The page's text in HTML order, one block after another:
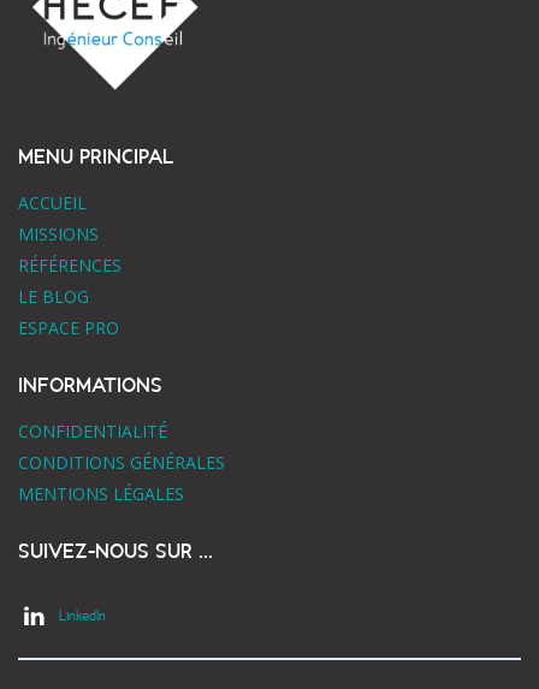
MENU PRINCIPAL
ACCUEIL
MISSIONS
RÉFÉRENCES
LE BLOG
ESPACE PRO
INFORMATIONS
CONFIDENTIALITÉ
CONDITIONS GÉNÉRALES
MENTIONS LÉGALES
SUIVEZ-NOUS SUR ...
LinkedIn